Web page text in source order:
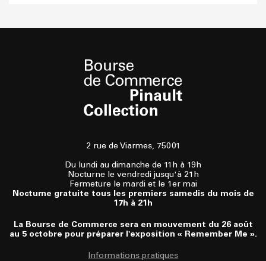
2 rue de Viarmes, 75001
Du lundi au dimanche de 11h à 19h
Nocturne le vendredi jusqu'à 21h
Fermeture le mardi et le 1er mai
Nocturne gratuite tous les premiers samedis du mois de
17h à 21h
La Bourse de Commerce sera en mouvement du 26 août
au 5 octobre pour préparer l'exposition « Remember Me ».
Informations pratiques